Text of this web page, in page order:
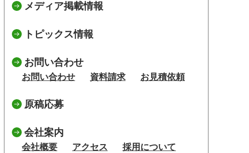
メディア掲載情報
トピックス情報
お問い合わせ
お問い合わせ 資料請求 お見積依頼
原稿応募
会社案内
会社概要 アクセス 採用について